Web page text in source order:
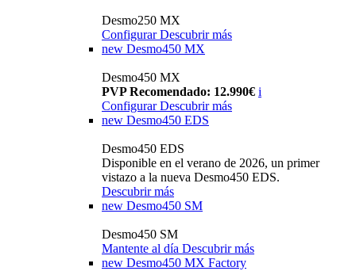
Desmo250 MX
Configurar Descubrir más
new Desmo450 MX
Desmo450 MX
PVP Recomendado: 12.990€ i
Configurar Descubrir más
new Desmo450 EDS
Desmo450 EDS
Disponible en el verano de 2026, un primer
vistazo a la nueva Desmo450 EDS.
Descubrir más
new Desmo450 SM
Desmo450 SM
Mantente al día Descubrir más
new Desmo450 MX Factory